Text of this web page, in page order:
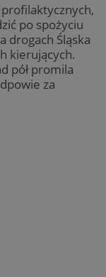
po spożyciu
drogach Śląska
kierujących.
pół promila
za